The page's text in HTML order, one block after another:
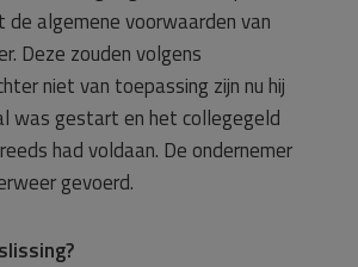
de algemene voorwaarden van
Deze zouden volgens
niet van toepassing zijn nu hij
was gestart en het collegegeld
had voldaan. De ondernemer
gevoerd.